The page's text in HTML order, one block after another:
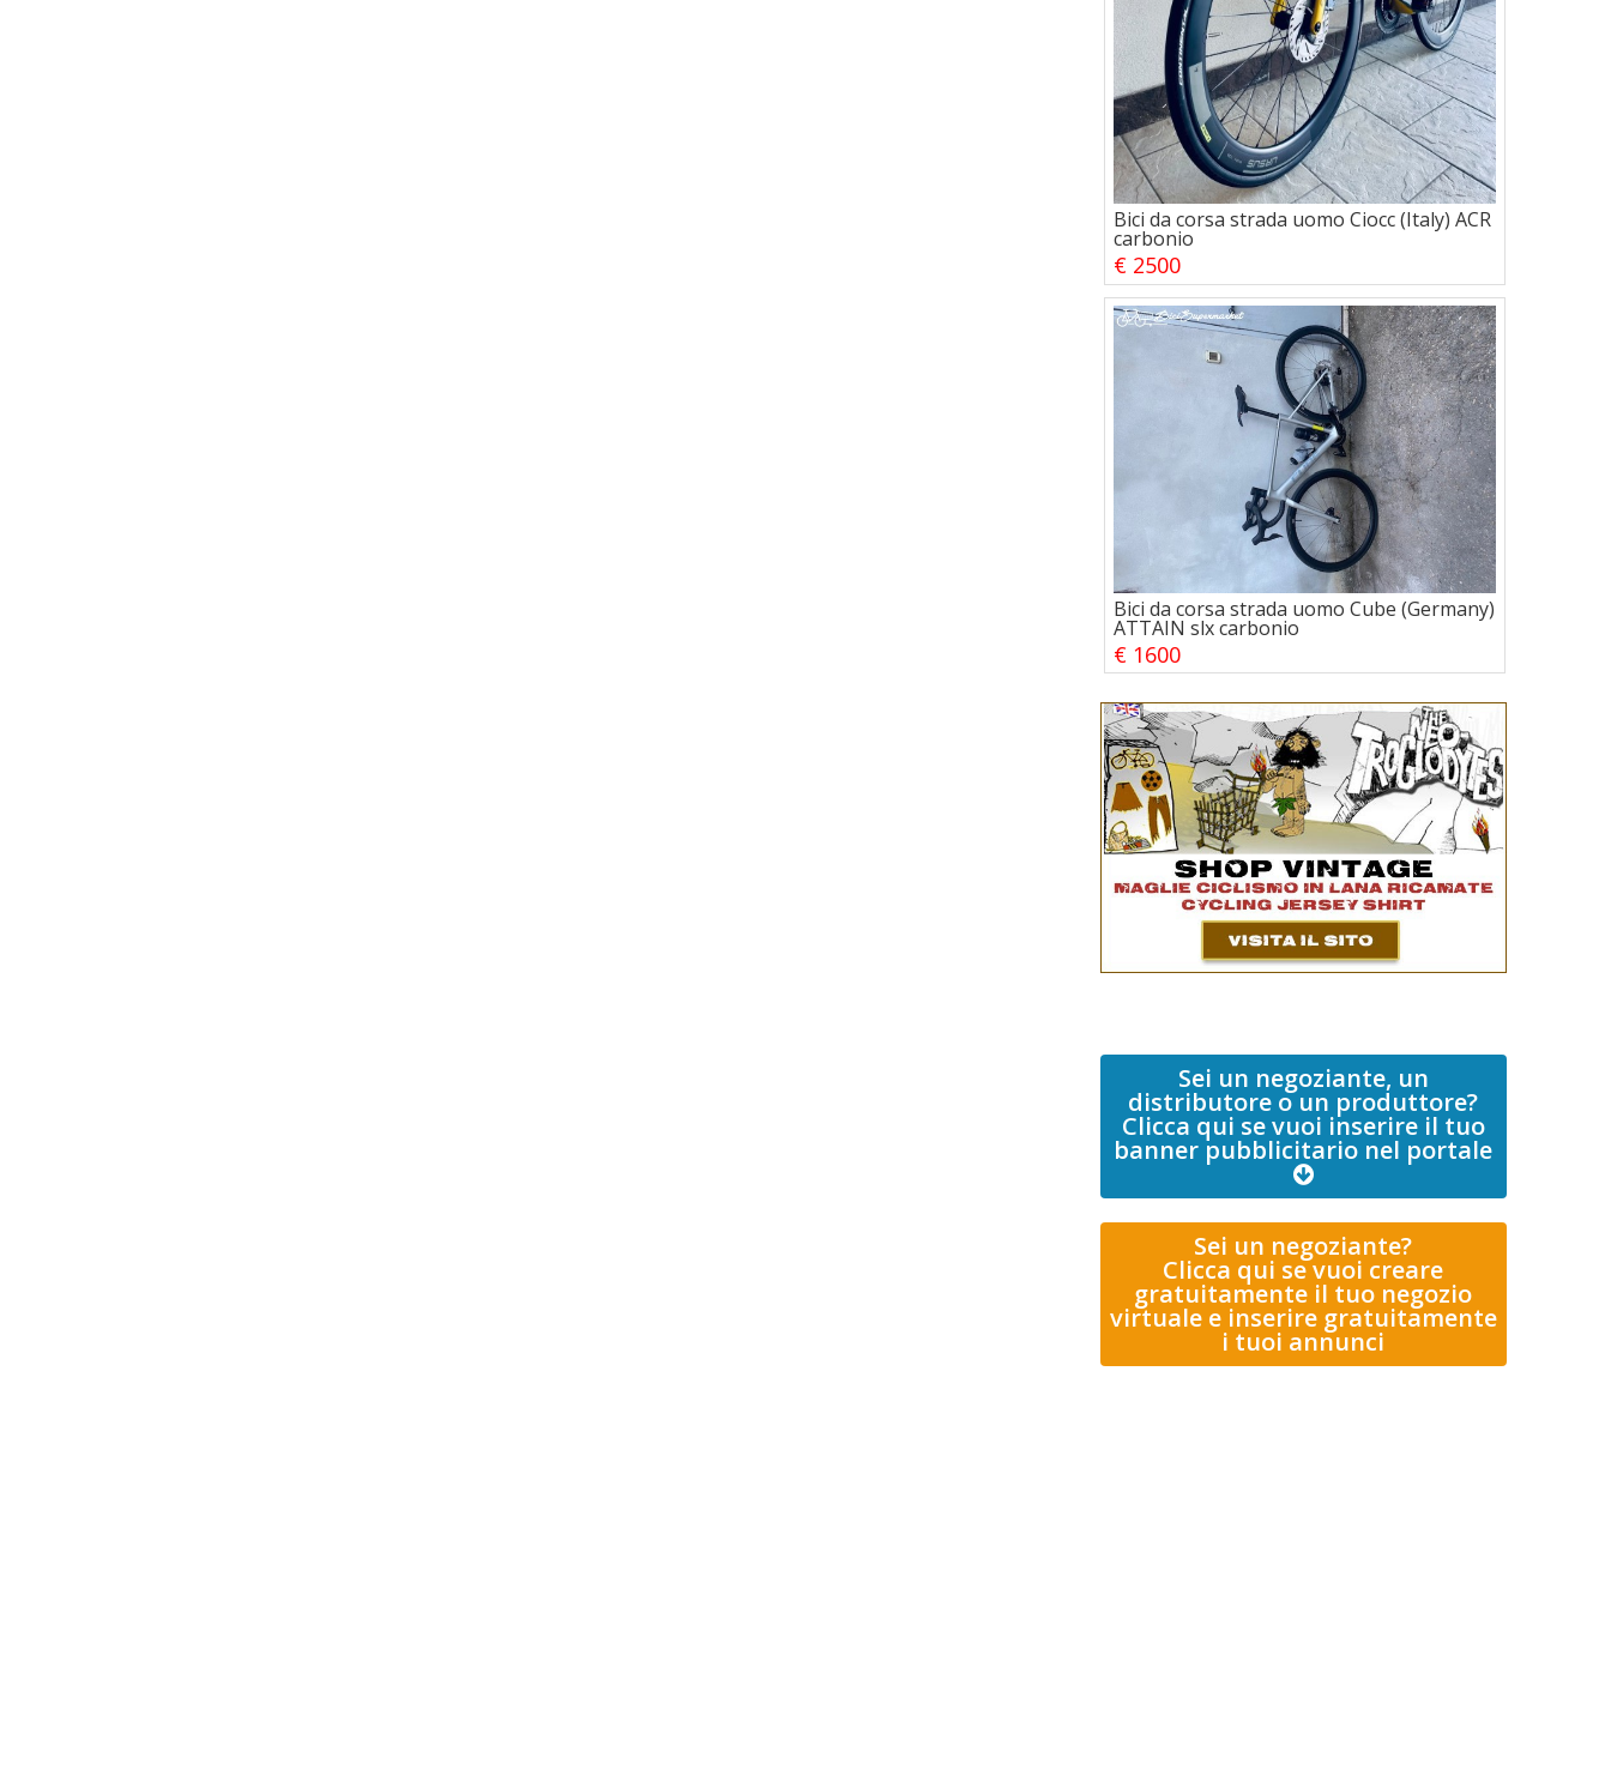
Bici da corsa strada uomo Ciocc (Italy) ACR
carbonio
€ 2500
Bici da corsa strada uomo Cube (Germany)
ATTAIN slx carbonio
€ 1600
Sei un negoziante, un
distributore o un produttore?
Clicca qui se vuoi inserire il tuo
banner pubblicitario nel portale
Sei un negoziante?
Clicca qui se vuoi creare
gratuitamente il tuo negozio
virtuale e inserire gratuitamente
i tuoi annunci